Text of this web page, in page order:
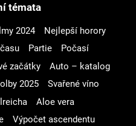
témata
2024
Nejlepší horory
Partie
Počasí
začátky
Auto – katalog
2025
Svařené víno
Aloe vera
Výpočet ascendentu